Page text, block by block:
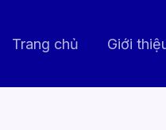
Trang chủ Giới